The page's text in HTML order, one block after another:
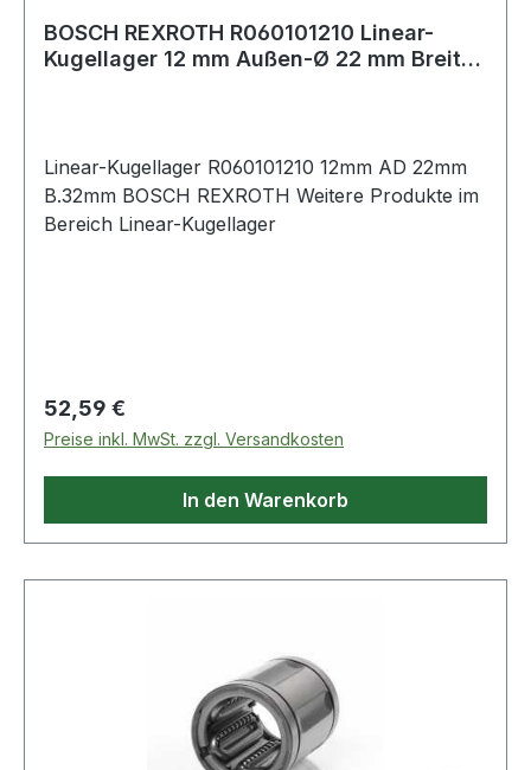
BOSCH REXROTH R060101210 Linear-
Kugellager 12 mm Außen-Ø 22 mm Breite
Linear-Kugellager R060101210 12mm AD 22mm
B.32mm BOSCH REXROTH Weitere Produkte im
Bereich Linear-Kugellager
Regulärer Preis:
52,59 €
Preise inkl. MwSt. zzgl. Versandkosten
In den Warenkorb